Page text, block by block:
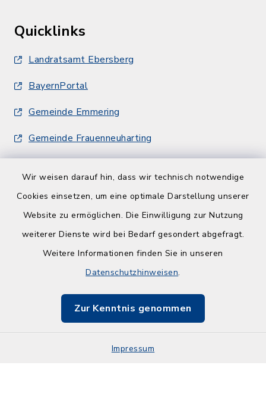
Wir weisen darauf hin, dass wir technisch notwendige
Cookies einsetzen, um eine optimale Darstellung unserer
Website zu ermöglichen. Die Einwilligung zur Nutzung
weiterer Dienste wird bei Bedarf gesondert abgefragt.
Weitere Informationen finden Sie in unseren
Datenschutzhinweisen.
Zur Kenntnis genommen
Impressum
Quicklinks
Landratsamt Ebersberg
BayernPortal
Gemeinde Emmering
Gemeinde Frauenneuharting
Barrierefreiheit
Impressum
Sitemap